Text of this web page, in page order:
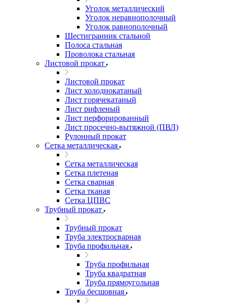
Уголок металлический
Уголок неравнополочный
Уголок равнополочный
Шестигранник стальной
Полоса стальная
Проволока стальная
Листовой прокат
Листовой прокат
Лист холоднокатаный
Лист горячекатаный
Лист рифленый
Лист перфорированный
Лист просечно-вытяжной (ПВЛ)
Рулонный прокат
Сетка металлическая
Сетка металлическая
Сетка плетеная
Сетка сварная
Сетка тканая
Сетка ЦПВС
Трубный прокат
Трубный прокат
Труба электросварная
Труба профильная
Труба профильная
Труба квадратная
Труба прямоугольная
Труба бесшовная